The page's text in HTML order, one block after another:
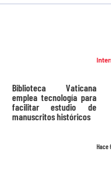
Hace
Biblioteca Vaticana
emplea tecnología para
facilitar estudio de
manuscritos históricos